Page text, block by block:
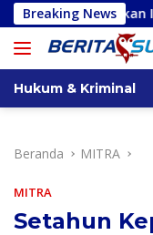
Langsung
ke
konten
Breaking News
Infrastruktur
Hukum & Kriminal
Beranda MITRA
MITRA
Setahun